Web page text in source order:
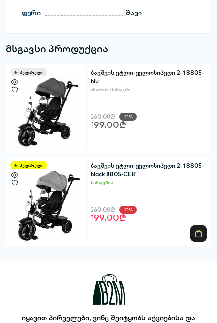
ფერი შავი
მსგავსი პროდუქცია
პოპულარული
ბავშვის ეტლი-ველოსიპედი 2-1 8805-
blu
არარის მარაგში
260.00₾ -23%
199.00₾
პოპულარული
ბავშვის ეტლი-ველოსიპედი 2-1 8805-
black 8805-CER
მარაგშია
260.00₾ -23%
199.00₾
იყავით პირველები, ვინც შეიტყობს აქციებისა და